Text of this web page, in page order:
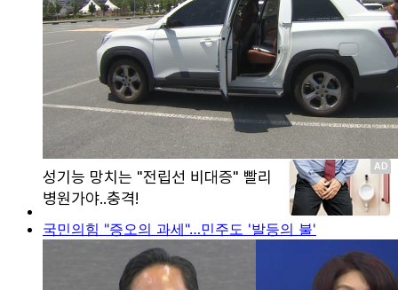
국민의힘 "증오의 과세"…민주도 '발등의 불'